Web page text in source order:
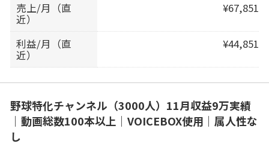
売上/月（直
近）
¥67,851
利益/月（直
近）
¥44,851
野球特化チャンネル（3000人）11月収益9万実績
｜動画総数100本以上｜VOICEBOX使用｜属人性な
し